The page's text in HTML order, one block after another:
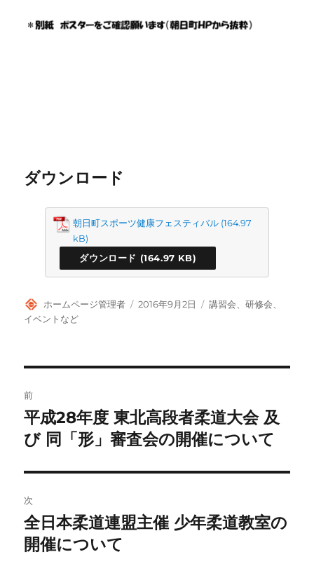
ダウンロード
朝日町スポーツ健康フェスティバル
ダウンロード
投
稿
ホームページ管理者
投
2016年9月2日
カ
講習会、研修会、
イベントなど
稿
ナ
ビ
ゲ
ー
シ
前
前
の
稿:
平成28年度 東北高段者柔道大会 及
び 同「形」審査会の開催について
次
次
の
全日本柔道連盟主催 少年柔道教室の
開催について